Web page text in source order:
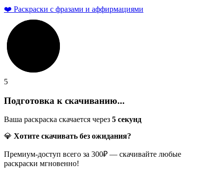
❤️ Раскраски с фразами и аффирмациями
5
Подготовка к скачиванию...
Ваша раскраска скачается через 5 секунд
💎 Хотите скачивать без ожидания?
Премиум-доступ всего за 300₽ — скачивайте любые
раскраски мгновенно!